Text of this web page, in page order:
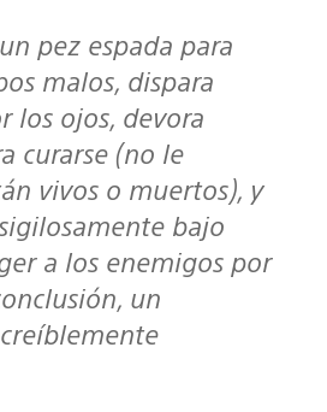
malos, dispara
los ojos, devora
curarse (no le
vivos o muertos), y
bajo
a los enemigos por
un